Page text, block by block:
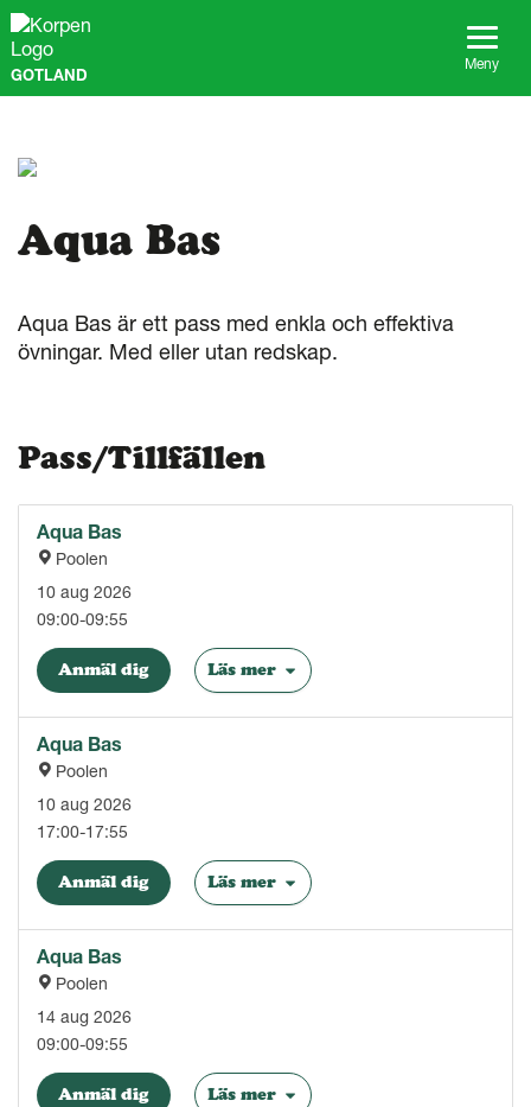
G
GOTLAND
Meny
Aqua Bas
Aqua Bas är ett pass med enkla och effektiva
övningar. Med eller utan redskap.
Pass/Tillfällen
Aqua Bas
Poolen
10 aug 2026
09:00-09:55
Anmäl dig Läs mer
Aqua Bas
Poolen
10 aug 2026
17:00-17:55
Anmäl dig Läs mer
Aqua Bas
Poolen
14 aug 2026
09:00-09:55
Anmäl dig Läs mer